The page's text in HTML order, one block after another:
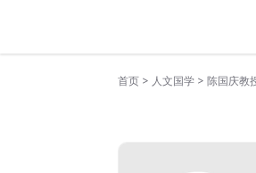
首页 > 人文国学 > 陈国庆教